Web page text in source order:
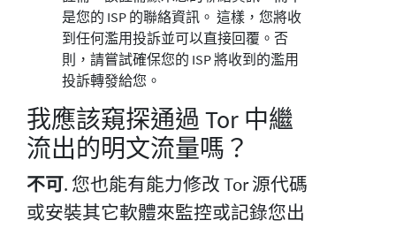
是您的 ISP 的聯絡資訊。 這樣，您將收
到任何濫用投訴並可以直接回覆。否
則，請嘗試確保您的 ISP 將收到的濫用
投訴轉發給您。
我應該窺探通過 Tor 中繼
流出的明文流量嗎？
不可. 您也能有能力修改 Tor 源代碼
或安裝其它軟體來監控或記錄您出